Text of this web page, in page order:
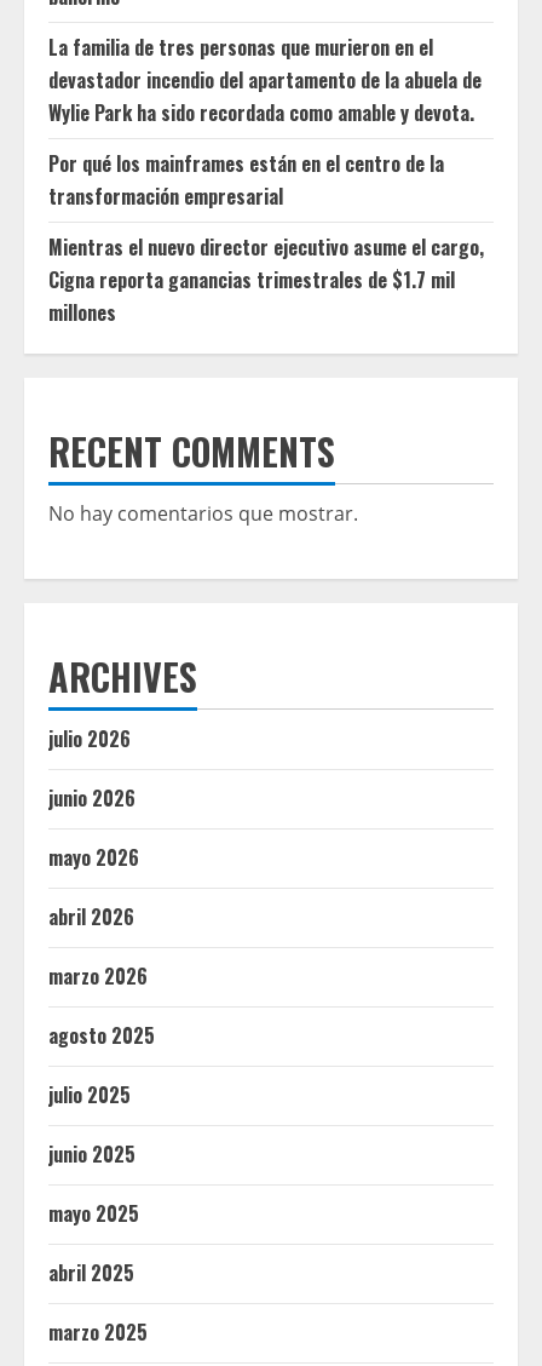
La familia de tres personas que murieron en el
devastador incendio del apartamento de la abuela de
Wylie Park ha sido recordada como amable y devota.
Por qué los mainframes están en el centro de la
transformación empresarial
Mientras el nuevo director ejecutivo asume el cargo,
Cigna reporta ganancias trimestrales de $1.7 mil
millones
RECENT COMMENTS
No hay comentarios que mostrar.
ARCHIVES
julio 2026
junio 2026
mayo 2026
abril 2026
marzo 2026
agosto 2025
julio 2025
junio 2025
mayo 2025
abril 2025
marzo 2025